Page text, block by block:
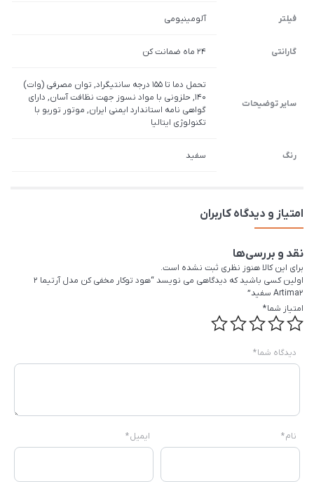
فیلتر آلومینیومی
گارانتی 24 ماه ضمانت کن
سایر توضیحات
تحمل دما تا 155 درجه سانتیگراد, توان مصرفی (وات)
140, حلزونی با مواد نسوز جهت نظافت آسان, دارای
گواهی نامه استاندارد ایمنی ایران, موتور توربو با
تکنولوژی ایتالیا
رنگ سفید
امتیاز و دیدگاه کاربران
نقد و بررسی‌ها
برای این کالا هنوز نظری ثبت نشده است.
اولین کسی باشید که دیدگاهی می نویسد “هود توکار مخفی کن مدل آرتیما 2
Artima2 سفید”
امتیاز شما*
دیدگاه شما*
نام* ایمیل*